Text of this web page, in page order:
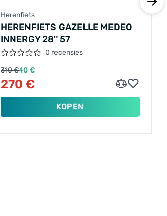
Herenfiets
HERENFIETS GAZELLE MEDEO
INNERGY 28" 57
0 recensies
310 €40 €
270 €
KOPEN